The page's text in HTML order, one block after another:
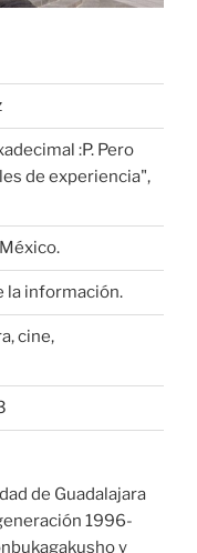
:P. Pero
de experiencia",
la información.
cine,
de Guadalajara
1996-
y